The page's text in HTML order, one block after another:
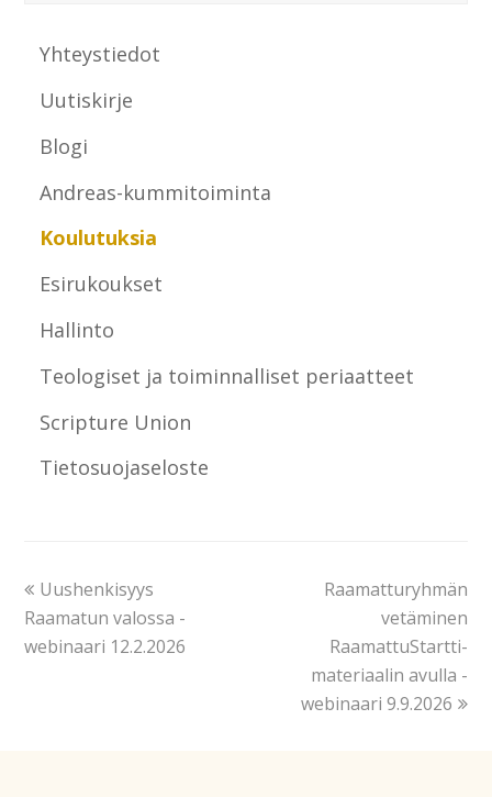
Yhteystiedot
Uutiskirje
Blogi
Andreas-kummitoiminta
Koulutuksia
Esirukoukset
Hallinto
Teologiset ja toiminnalliset periaatteet
Scripture Union
Tietosuojaseloste
Uushenkisyys
Raamatun valossa -
webinaari 12.2.2026
Raamatturyhmän
vetäminen
RaamattuStartti-
materiaalin avulla -
webinaari 9.9.2026